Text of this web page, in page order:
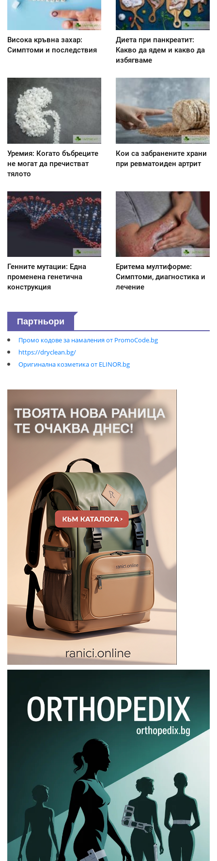
Висока кръвна захар:
Симптоми и последствия
Диета при панкреатит:
Kакво да ядем и какво да
избягваме
Уремия: Когато бъбреците
не могат да пречистват
тялото
Кои са забранените храни
при ревматоиден артрит
Генните мутации: Една
променена генетична
конструкция
Еритема мултиформе:
Симптоми, диагностика и
лечение
Партньори
Промо кодове за намаления от PromoCode.bg
https://dryclean.bg/
Оригинална козметика от ELINOR.bg